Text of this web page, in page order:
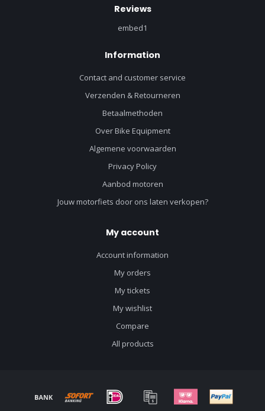
Reviews
embed1
Information
Contact and customer service
Verzenden & Retourneren
Betaalmethoden
Over Bike Equipment
Algemene voorwaarden
Privacy Policy
Aanbod motoren
Jouw motorfiets door ons laten verkopen?
My account
Account information
My orders
My tickets
My wishlist
Compare
All products